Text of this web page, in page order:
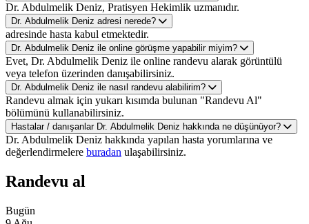
Dr. Abdulmelik Deniz, Pratisyen Hekimlik uzmanıdır.
Dr. Abdulmelik Deniz adresi nerede?
adresinde hasta kabul etmektedir.
Dr. Abdulmelik Deniz ile online görüşme yapabilir miyim?
Evet, Dr. Abdulmelik Deniz ile online randevu alarak görüntülü
veya telefon üzerinden danışabilirsiniz.
Dr. Abdulmelik Deniz ile nasıl randevu alabilirim?
Randevu almak için yukarı kısımda bulunan "Randevu Al"
bölümünü kullanabilirsiniz.
Hastalar / danışanlar Dr. Abdulmelik Deniz hakkında ne düşünüyor?
Dr. Abdulmelik Deniz hakkında yapılan hasta yorumlarına ve
değerlendirmelere buradan ulaşabilirsiniz.
Randevu al
Bugün